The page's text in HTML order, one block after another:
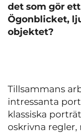
det som gör
Ögonblicket,
objektet?
Tillsammans
intressanta
klassiska
oskrivna